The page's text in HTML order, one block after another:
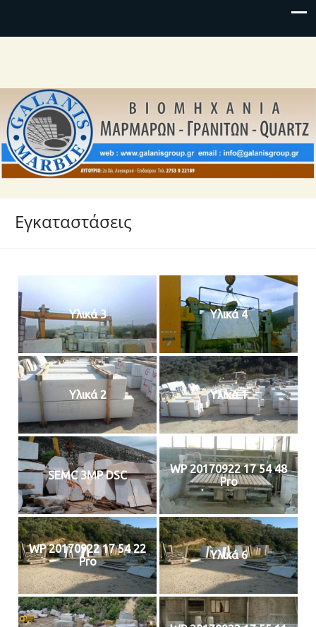
Εγκαταστάσεις
Υλικά 3 Υλικά 4
Υλικά 2 Υλικά 1
SEMC 3MP DSC
WP 20170922 17 54 48
Pro
WP 20170922 17 54 22
Pro
Υλικά 6